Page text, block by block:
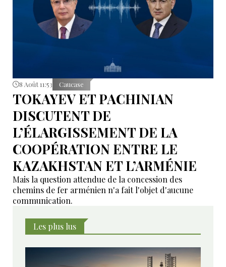
8 Août 11:53 Caucase
TOKAYEV ET PACHINIAN
DISCUTENT DE
L’ÉLARGISSEMENT DE LA
COOPÉRATION ENTRE LE
KAZAKHSTAN ET L’ARMÉNIE
Mais la question attendue de la concession des
chemins de fer arménien n'a fait l'objet d'aucune
communication.
Les plus lus